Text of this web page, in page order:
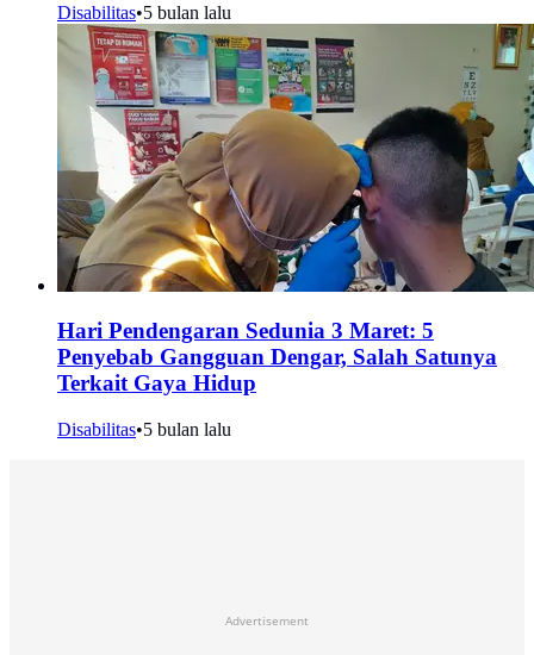
Disabilitas•5 bulan lalu
Hari Pendengaran Sedunia 3 Maret: 5
Penyebab Gangguan Dengar, Salah Satunya
Terkait Gaya Hidup
Disabilitas•5 bulan lalu
Advertisement